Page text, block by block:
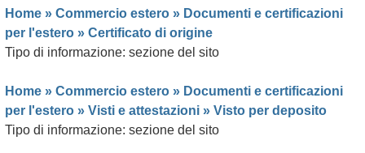
Home » Commercio estero » Documenti e certificazioni
per l'estero » Certificato di origine
Tipo di informazione: sezione del sito
Home » Commercio estero » Documenti e certificazioni
per l'estero » Visti e attestazioni » Visto per deposito
Tipo di informazione: sezione del sito